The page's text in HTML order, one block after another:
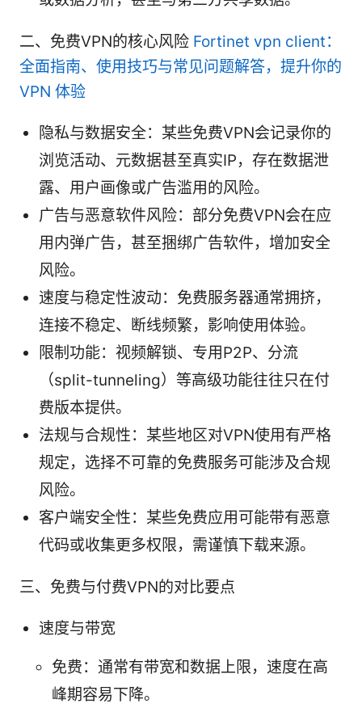
二、免费VPN的核心风险 Fortinet vpn client：
全面指南、使用技巧与常见问题解答，提升你的
VPN 体验
隐私与数据安全：某些免费VPN会记录你的
浏览活动、元数据甚至真实IP，存在数据泄
露、用户画像或广告滥用的风险。
广告与恶意软件风险：部分免费VPN会在应
用内弹广告，甚至捆绑广告软件，增加安全
风险。
速度与稳定性波动：免费服务器通常拥挤，
连接不稳定、断线频繁，影响使用体验。
限制功能：视频解锁、专用P2P、分流
（split-tunneling）等高级功能往往只在付
费版本提供。
法规与合规性：某些地区对VPN使用有严格
规定，选择不可靠的免费服务可能涉及合规
风险。
客户端安全性：某些免费应用可能带有恶意
代码或收集更多权限，需谨慎下载来源。
三、免费与付费VPN的对比要点
速度与带宽
免费：通常有带宽和数据上限，速度在高
峰期容易下降。